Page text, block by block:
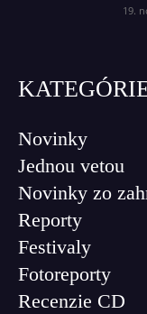
19.
Novinky
Jednou vetou
Novinky zo
Reporty
Festivaly
Fotoreporty
Recenzie CD